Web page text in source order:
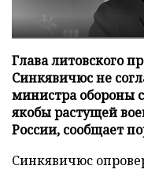
Глава литовского
Синкявичюс не
министра обороны
якобы растущей
России, сообщает
Синкявичюс